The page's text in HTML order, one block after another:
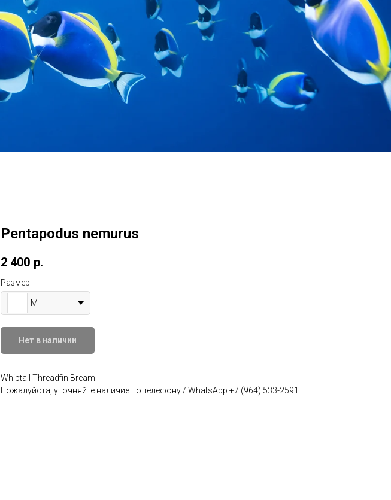
Pentapodus nemurus
2 400 р.
Размер
M
Нет в наличии
Whiptail Threadfin Bream
Пожалуйста, уточняйте наличие по телефону / WhatsApp +7 (964) 533-2591